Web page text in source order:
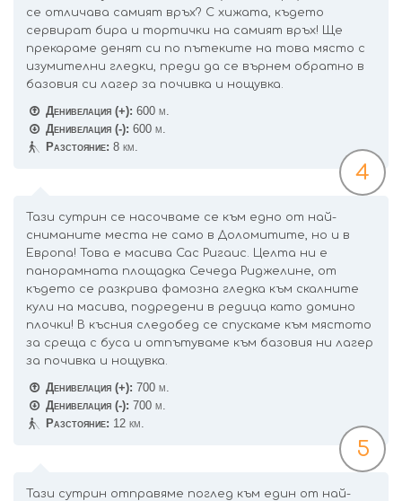
се отличава самият връх? С хижата, където
сервират бира и тортички на самият връх! Ще
прекараме денят си по пътеките на това място с
изумителни гледки, преди да се върнем обратно в
базовия си лагер за почивка и нощувка.
Денивелация (+): 600 м.
Денивелация (-): 600 м.
Разстояние: 8 км.
4
Тази сутрин се насочваме се към едно от най-
сниманите места не само в Доломитите, но и в
Европа! Това е масива Сас Ригаис. Целта ни е
панорамната площадка Сечеда Риджелине, от
където се разкрива фамозна гледка към скалните
кули на масива, подредени в редица като домино
плочки! В късния следобед се спускаме към мястото
за среща с буса и отпътуваме към базовия ни лагер
за почивка и нощувка.
Денивелация (+): 700 м.
Денивелация (-): 700 м.
Разстояние: 12 км.
5
Тази сутрин отправяме поглед към един от най-